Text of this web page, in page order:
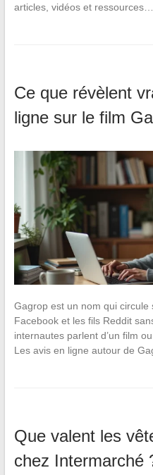
articles, vidéos et ressources…
Ce que révèlent
ligne sur le film
Gagrop est un nom qui
Facebook et les fils Reddit
internautes parlent d’un film
Les avis en ligne autour de
Que valent les
chez Intermarché